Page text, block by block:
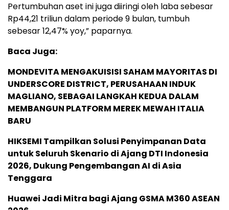
Pertumbuhan aset ini juga diiringi oleh laba sebesar
Rp44,21 triliun dalam periode 9 bulan, tumbuh
sebesar 12,47% yoy,” paparnya.
Baca Juga:
MONDEVITA MENGAKUISISI SAHAM MAYORITAS DI
UNDERSCORE DISTRICT, PERUSAHAAN INDUK
MAGLIANO, SEBAGAI LANGKAH KEDUA DALAM
MEMBANGUN PLATFORM MEREK MEWAH ITALIA
BARU
HIKSEMI Tampilkan Solusi Penyimpanan Data
untuk Seluruh Skenario di Ajang DTI Indonesia
2026, Dukung Pengembangan AI di Asia
Tenggara
Huawei Jadi Mitra bagi Ajang GSMA M360 ASEAN